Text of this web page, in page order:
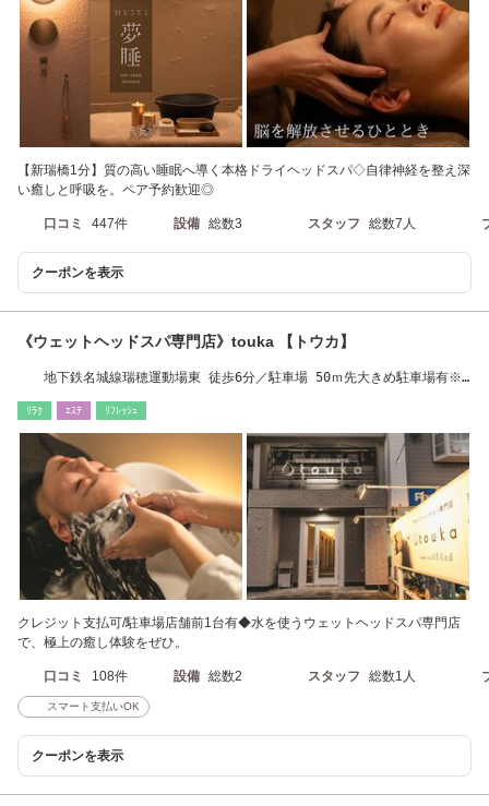
【新瑞橋1分】質の高い睡眠へ導く本格ドライヘッドスパ◇自律神経を整え深
い癒しと呼吸を。ペア予約歓迎◎
口コミ 447件 設備 総数3 スタッフ 総数7人
クーポンを表示
《ウェットヘッドスパ専門店》touka 【トウカ】
地下鉄名城線瑞穂運動場東 徒歩6分／駐車場 50ｍ先大きめ駐車場有※
ﾘﾗｸ ｴｽﾃ ﾘﾌﾚｯｼｭ
クレジット支払可/駐車場店舗前1台有◆水を使うウェットヘッドスパ専門店
で、極上の癒し体験をぜひ。
口コミ 108件 設備 総数2 スタッフ 総数1人
スマート支払いOK
クーポンを表示